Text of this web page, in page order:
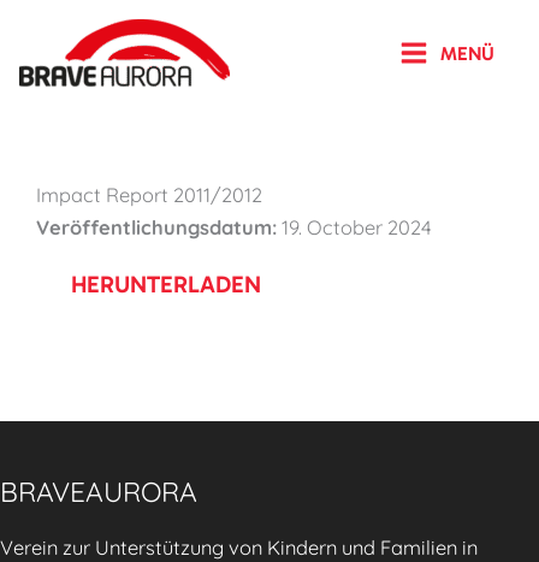
springen
MENÜ
Impact Report 2011/2012
Veröffentlichungsdatum: 19. October 2024
HERUNTERLADEN
BRAVEAURORA
Verein zur Unterstützung von Kindern und Familien in